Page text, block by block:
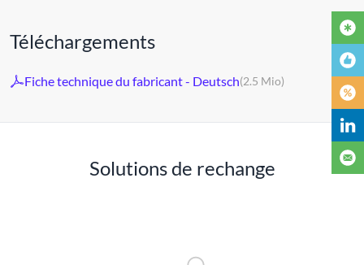
Téléchargements
Fiche technique du fabricant - Deutsch(2.5 Mio)
Solutions de rechange